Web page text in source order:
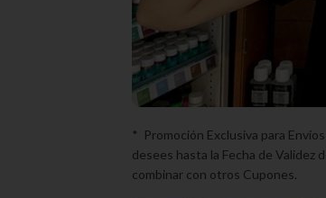
* Promoción Exclusiva para
desees hasta la Fecha de Validez
combinar con otros Cupones.